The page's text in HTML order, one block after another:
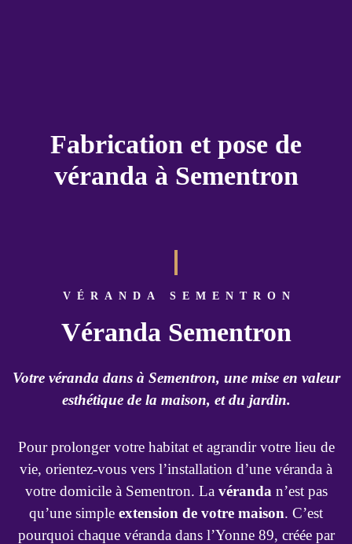
Fabrication et pose de
véranda à Sementron
VÉRANDA SEMENTRON
Véranda Sementron
Votre véranda dans à Sementron, une mise en valeur
esthétique de la maison, et du jardin.
Pour prolonger votre habitat et agrandir votre lieu de
vie, orientez-vous vers l’installation d’une véranda à
votre domicile à Sementron. La véranda n’est pas
qu’une simple extension de votre maison. C’est
pourquoi chaque véranda dans l’Yonne 89, créée par